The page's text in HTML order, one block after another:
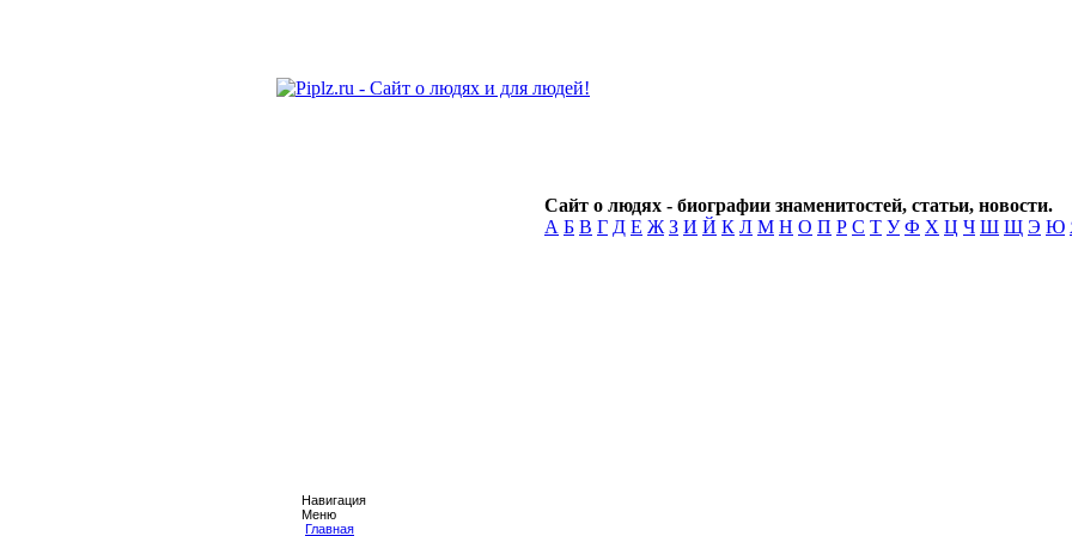
Сайт о людях - биографии знаменитостей, статьи, новости.
А Б В Г Д Е Ж З И Й К Л М Н О П Р С Т У Ф Х Ц Ч Ш Щ Э Ю
Навигация
Меню
Главная